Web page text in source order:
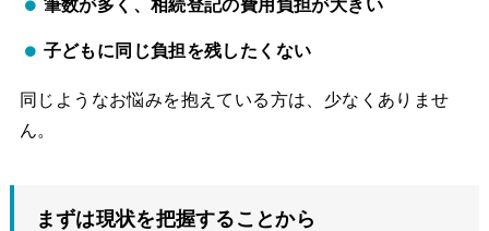
筆数が多く、相続登記の費用負担が大きい
子どもに同じ負担を残したくない
同じようなお悩みを抱えている方は、少なくありませ
ん。
まずは現状を把握することから